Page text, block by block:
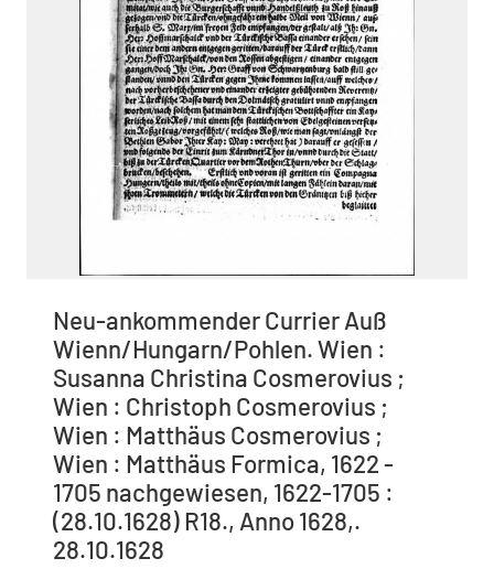
Neu-ankommender Currier Auß
Wienn/Hungarn/Pohlen. Wien :
Susanna Christina Cosmerovius ;
Wien : Christoph Cosmerovius ;
Wien : Matthäus Cosmerovius ;
Wien : Matthäus Formica, 1622 -
1705 nachgewiesen, 1622-1705 :
(28.10.1628) R18., Anno 1628,.
28.10.1628